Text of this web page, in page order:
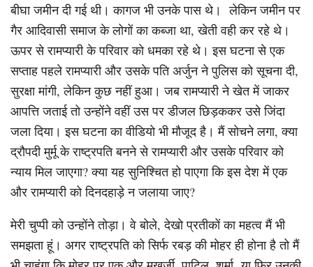
बीघा जमीन दी गई थी। कागज भी उनके पास थे। लेकिन जमीन पर
गैर आदिवासी समाज के लोगों का कब्जा था, खेती वही कर रहे थे।
ऊपर से रामप्यारी के परिवार को धमका रहे थे। इस घटना से एक
सप्ताह पहले रामप्यारी और उसके पति अर्जुन ने पुलिस को सूचना दी,
सुरक्षा मांगी, लेकिन कुछ नहीं हुआ। जब रामप्यारी ने खेत में जाकर
आपत्ति जताई तो उन्होंने वहीं उस पर डीजल छिड़ककर उसे जिंदा
जला दिया। इस घटना का वीडियो भी मौजूद है। मैं सोचने लगा, क्या
द्रौपदी मुर्मू के राष्ट्रपति बनने से रामप्यारी और उसके परिवार को
न्याय मिल जाएगा? क्या यह सुनिश्चित हो पाएगा कि इस देश में एक
और रामप्यारी को दिनदहाड़े न जलाया जाए?
मेरी चुप्पी को उन्होंने तोड़ा। वे बोले, देखो प्रतीकों का महत्व मैं भी
समझता हूं। अगर राष्ट्रपति को सिर्फ रबड़ की मोहर ही होना है तो मैं